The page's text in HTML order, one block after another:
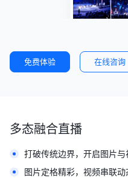
免费体验 在线咨询
多态融合直播
打破传统边界，开启图片
图片定格精彩，视频串联